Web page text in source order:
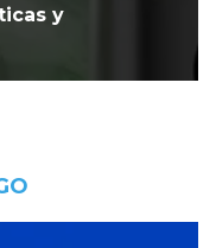
y